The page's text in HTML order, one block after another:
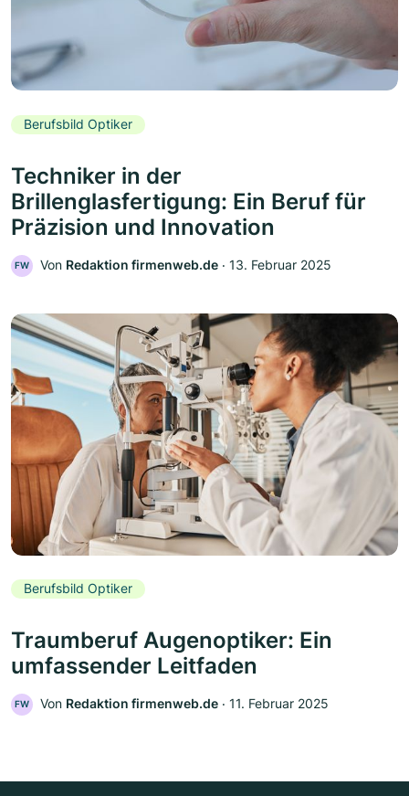
Berufsbild Optiker
Techniker in der
Brillenglasfertigung: Ein Beruf für
Präzision und Innovation
FW Von Redaktion firmenweb.de ‧ 13. Februar 2025
Berufsbild Optiker
Traumberuf Augenoptiker: Ein
umfassender Leitfaden
FW Von Redaktion firmenweb.de ‧ 11. Februar 2025